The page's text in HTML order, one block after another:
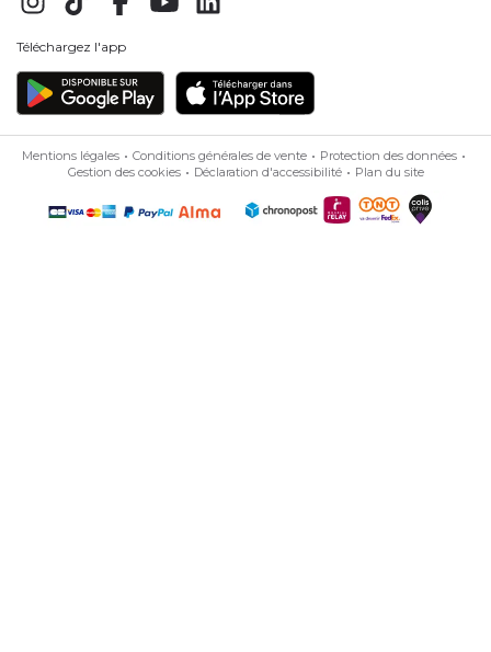
Téléchargez l'app
Mentions légales Conditions générales de vente
Protection des données
Gestion des cookies
Déclaration d'accessibilité Plan du site